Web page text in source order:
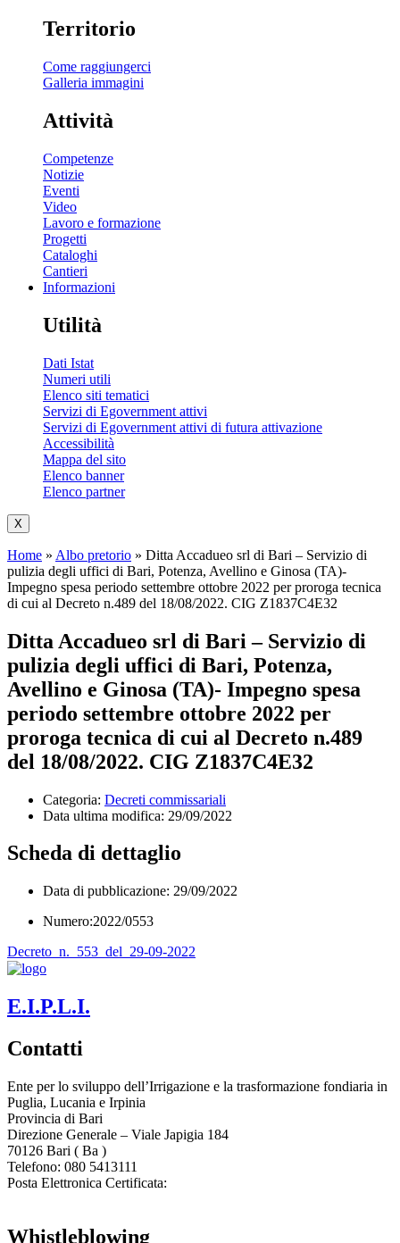
Territorio
Come raggiungerci
Galleria immagini
Attività
Competenze
Notizie
Eventi
Video
Lavoro e formazione
Progetti
Cataloghi
Cantieri
Informazioni
Utilità
Dati Istat
Numeri utili
Elenco siti tematici
Servizi di Egovernment attivi
Servizi di Egovernment attivi di futura attivazione
Accessibilità
Mappa del sito
Elenco banner
Elenco partner
X
Home » Albo pretorio » Ditta Accadueo srl di Bari – Servizio di
pulizia degli uffici di Bari, Potenza, Avellino e Ginosa (TA)-
Impegno spesa periodo settembre ottobre 2022 per proroga tecnica
di cui al Decreto n.489 del 18/08/2022. CIG Z1837C4E32
Ditta Accadueo srl di Bari – Servizio di
pulizia degli uffici di Bari, Potenza,
Avellino e Ginosa (TA)- Impegno spesa
periodo settembre ottobre 2022 per
proroga tecnica di cui al Decreto n.489
del 18/08/2022. CIG Z1837C4E32
Categoria: Decreti commissariali
Data ultima modifica: 29/09/2022
Scheda di dettaglio
Data di pubblicazione: 29/09/2022
Numero:2022/0553
Decreto_n._553_del_29-09-2022
E.I.P.L.I.
Contatti
Ente per lo sviluppo dell’Irrigazione e la trasformazione fondiaria in
Puglia, Lucania e Irpinia
Provincia di Bari
Direzione Generale – Viale Japigia 184
70126 Bari ( Ba )
Telefono: 080 5413111
Posta Elettronica Certificata:
Whistleblowing